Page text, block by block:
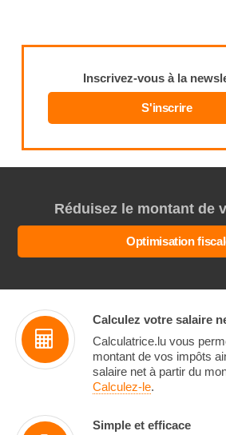
Inscrivez-vous à la
S'inscrire
Réduisez le montant de
Optimisation
Calculez votre salaire
Calculatrice.lu vous
montant de vos impôts
salaire net à partir du
Calculez-le.
Simple et efficace